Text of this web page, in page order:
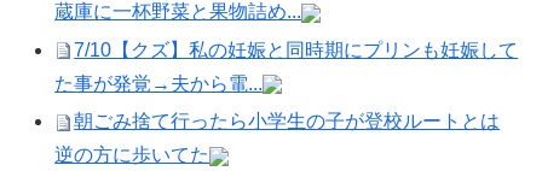
蔵庫に一杯野菜と果物詰め...
7/10【クズ】私の妊娠と同時期にプリンも妊娠して
た事が発覚→夫から電...
朝ごみ捨て行ったら小学生の子が登校ルートとは
逆の方に歩いてた